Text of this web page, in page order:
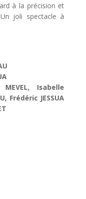
à la précision et
joli spectacle à
Isabelle
Frédéric JESSUA